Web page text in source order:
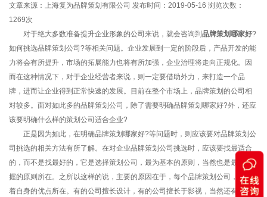
文章来源：上海复为品牌策划有限公司 发布时间：2019-05-16 浏览次数：
1269次
对于绝大多数准备提升企业形象的公司来说，就会咨询到品牌策划哪家好?
如何挑选品牌策划公司?等相关问题。企业发展到一定的阶段后，产品开发的能
力将会有所提升，市场的拓展能力也将有所加强，企业治理将走向正规化。因
而在这种情况下，对于企业经营者来说，则一定要借助外力，来打造一个品
牌，进而让企业得到正常快速的发展。目前在整个市场上，品牌策划的公司相
对较多。面对如此多的品牌策划公司，除了需要明确品牌策划哪家好?外，还应
该要明确什么样的策划公司适合企业?
正是因为如此，在明确品牌策划哪家好?等问题时，则应该要对品牌策划公
司挑选的相关方法有所了解。在对企业品牌策划公司挑选时，应该要找最适合
的，而不是找最好的，它是选择策划公司，最为基本的原则，当然也是最难把
握的原则所在。之所以这样的说，主要的原因在于，每个品牌策划公司，都有
着自身的优点所在。有的公司擅长设计，有的公司擅长于影视，当然还有的公